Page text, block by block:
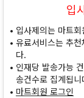
입
입사제의는 마트
유료서비스는 추
다.
인재당 발송가능
송건수로 집계됩니
마트회원 로그인